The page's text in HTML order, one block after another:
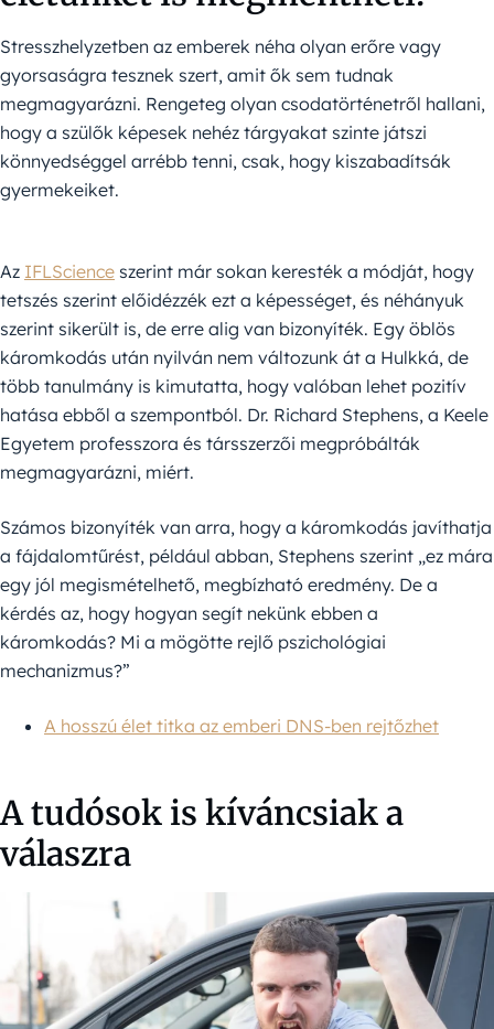
Stresszhelyzetben az emberek néha olyan erőre vagy
gyorsaságra tesznek szert, amit ők sem tudnak
megmagyarázni. Rengeteg olyan csodatörténetről hallani,
hogy a szülők képesek nehéz tárgyakat szinte játszi
könnyedséggel arrébb tenni, csak, hogy kiszabadítsák
gyermekeiket.
Az IFLScience szerint már sokan keresték a módját, hogy
tetszés szerint előidézzék ezt a képességet, és néhányuk
szerint sikerült is, de erre alig van bizonyíték. Egy öblös
káromkodás után nyilván nem változunk át a Hulkká, de
több tanulmány is kimutatta, hogy valóban lehet pozitív
hatása ebből a szempontból. Dr. Richard Stephens, a Keele
Egyetem professzora és társszerzői megpróbálták
megmagyarázni, miért.
Számos bizonyíték van arra, hogy a káromkodás javíthatja
a fájdalomtűrést, például abban, Stephens szerint „ez mára
egy jól megismételhető, megbízható eredmény. De a
kérdés az, hogy hogyan segít nekünk ebben a
káromkodás? Mi a mögötte rejlő pszichológiai
mechanizmus?”
A hosszú élet titka az emberi DNS-ben rejtőzhet
A tudósok is kíváncsiak a
válaszra